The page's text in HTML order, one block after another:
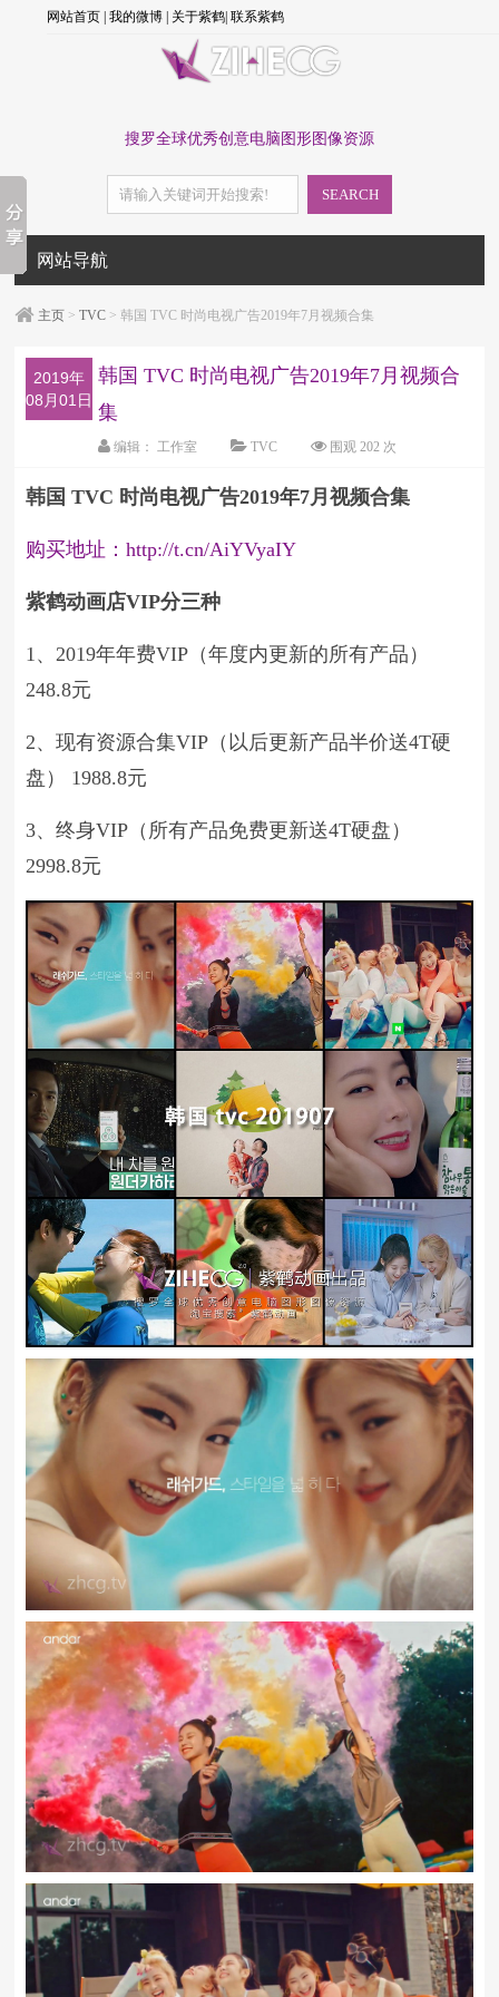
网站首页 我的微博 关于紫鹤 联系紫鹤
搜罗全球优秀创意电脑图形图像资源
SEARCH
网站导航
主页 >TVC > 韩国 TVC 时尚电视广告2019年7月视频合集
2019年
08月01日
韩国 TVC 时尚电视广告2019年7月视频合
集
编辑：工作室 TVC 围观202 次
韩国 TVC 时尚电视广告2019年7月视频合集
购买地址：http://t.cn/AiYVyaIY
紫鹤动画店VIP分三种
1、2019年年费VIP（年度内更新的所有产品）
248.8元
2、现有资源合集VIP（以后更新产品半价送4T硬
盘） 1988.8元
3、终身VIP（所有产品免费更新送4T硬盘）
2998.8元